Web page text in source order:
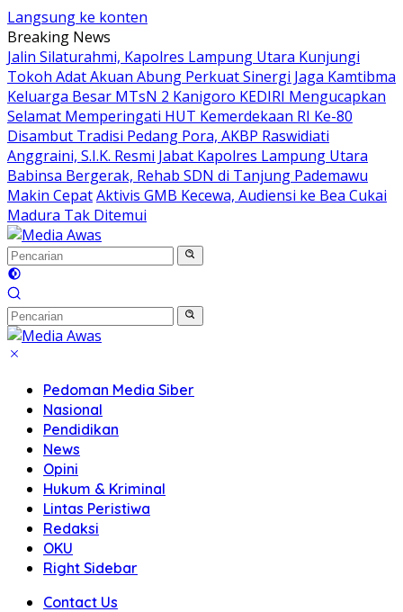
Langsung ke konten
Breaking News
Jalin Silaturahmi, Kapolres Lampung Utara Kunjungi
Tokoh Adat Akuan Abung Perkuat Sinergi Jaga Kamtibma
Keluarga Besar MTsN 2 Kanigoro KEDIRI Mengucapkan
Selamat Memperingati HUT Kemerdekaan RI Ke-80
Disambut Tradisi Pedang Pora, AKBP Raswidiati
Anggraini, S.I.K. Resmi Jabat Kapolres Lampung Utara
Babinsa Bergerak, Rehab SDN di Tanjung Pademawu
Makin CepatAktivis GMB Kecewa, Audiensi ke Bea Cukai
Madura Tak Ditemui
Pedoman Media Siber
Nasional
Pendidikan
News
Opini
Hukum & Kriminal
Lintas Peristiwa
Redaksi
OKU
Right Sidebar
Contact Us